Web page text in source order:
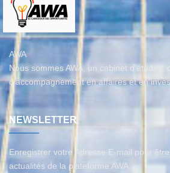
AWA
Nous sommes AWA, un cabinet d’études,
d'accompagnement en affaires et en
NEWSLETTER
Enregistrer votre Adresse E-mail pour
actualités de la plateforme AWA